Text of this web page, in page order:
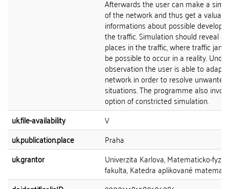
Afterwards the user can make a
of the network and thus get a valuabe
informations about possible
the traffic. Simulation should reveal
places in the traffic, where traffic
be possible to occur in a reality.
observation the user is able to adapt
network in order to resolve unwanted
situations. The programme also
option of constricted simulation.
uk.file-availability
V
uk.publication.place
Praha
uk.grantor
Univerzita Karlova, Matematicko-
fakulta, Katedra aplikované